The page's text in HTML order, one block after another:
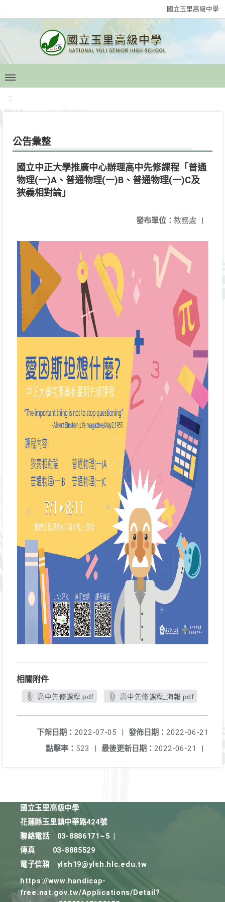
國立玉里高級中學
:::
公告彙整
國立中正大學推廣中心辦理高中先修課程「普通
物理(一)A、普通物理(一)B、普通物理(一)C及
狹義相對論」
發布單位： 教務處 |
相關附件
高中先修課程.pdf 高中先修課程_海報.pdf
發佈日期： 2022-06-21
下架日期： 2022-07-05
|
最後更新日期： 2022-06-21 |
點擊率： 523 |
國立玉里高級中學
花蓮縣玉里鎮中華路424號
聯絡電話
03-8886171~5
傳真
03-8885529
電子信箱
ylsh19@ylsh.hlc.edu.tw
https://www.handicap-
free.nat.gov.tw/Applications/Detail?